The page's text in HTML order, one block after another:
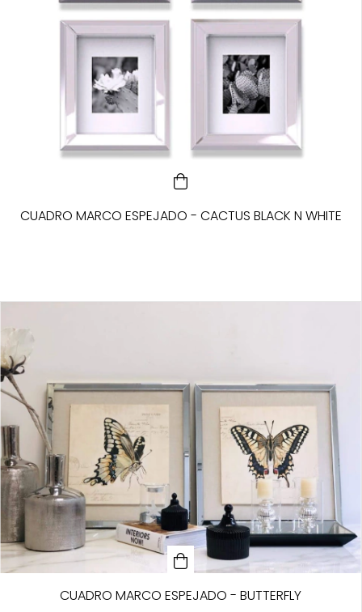
CUADRO MARCO ESPEJADO - CACTUS BLACK N WHITE
CUADRO MARCO ESPEJADO - BUTTERFLY